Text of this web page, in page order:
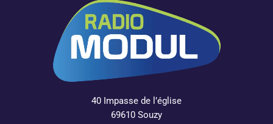
40 Impasse de l’église
69610 Souzy